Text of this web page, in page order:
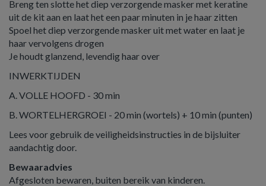
Breng ten slotte het diep verzorgende masker met keratine
uit de kit aan en laat het een paar minuten in je haar zitten
Spoel het diep verzorgende masker uit met water en laat je
haar vervolgens drogen
Je houdt glanzend, levendig haar over
INWERKTIJDEN
A. VOLLE HOOFD - 30 min
B. WORTELHERGROEI - 20 min (wortels) + 10 min (punten)
Lees voor gebruik de veiligheidsinstructies in de bijsluiter
aandachtig door.
Bewaaradvies
Afgesloten bewaren, buiten bereik van kinderen.